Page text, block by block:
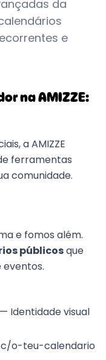
da
e
na AMIZZE:
a AMIZZE
ferramentas
comunidade.
e fomos além.
públicosque
— Identidade visual
o-teu-calendario